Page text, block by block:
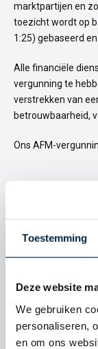
Toestemming
Deze website
We gebruiken
personaliseren,
en om ons
marktpartijen en
toezicht wordt op
1:25) gebaseerd
Alle financiële
vergunning te
verstrekken van
betrouwbaarheid,
Ons AFM-
financiële
over geschillen
intermediairs. Kifid
beoordeling van
Ons Kifid-